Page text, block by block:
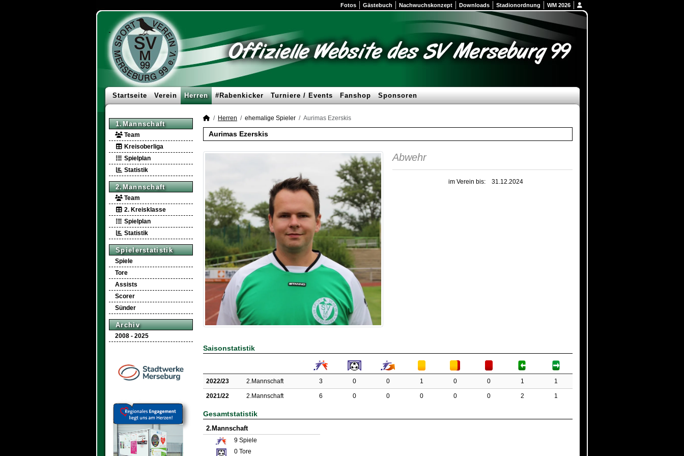
Fotos Gästebuch Nachwuchskonzept Downloads Stadionordnung WM 2026
Startseite Verein Herren #Rabenkicker Turniere / Events Fanshop Sponsoren
1.Mannschaft
Team
Kreisoberliga
Spielplan
Statistik
2.Mannschaft
Team
2. Kreisklasse
Spielplan
Statistik
Spielerstatistik
Spiele
Tore
Assists
Scorer
Sünder
Archiv
2008 - 2025
Herren ehemalige Spieler Aurimas Ezerskis
Aurimas Ezerskis
Abwehr
im Verein bis: 31.12.2024
Saisonstatistik
2022/23 2.Mannschaft 3 0 0 1 0 0 1 1
2021/22 2.Mannschaft 6 0 0 0 0 0 2 1
Gesamtstatistik
2.Mannschaft
9 Spiele
0 Tore